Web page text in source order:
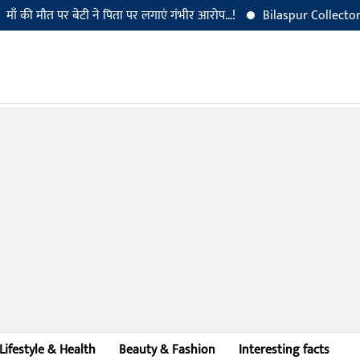
मौत पर बेटी ने पिता पर लगाएं गंभीर आरोप...! Bilaspur Collector Dr.
Lifestyle & Health Beauty & Fashion
Interesting facts